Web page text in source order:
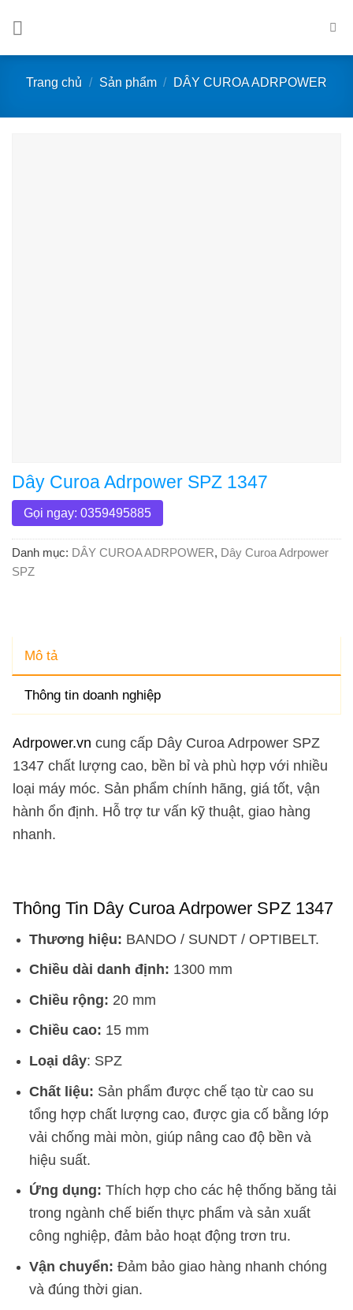
Trang chủ / Sản phẩm / DÂY CUROA ADRPOWER
Dây Curoa Adrpower SPZ 1347
Gọi ngay: 0359495885
Danh mục: DÂY CUROA ADRPOWER, Dây Curoa Adrpower
SPZ
Mô tả
Thông tin doanh nghiệp
Adrpower.vn cung cấp Dây Curoa Adrpower SPZ
1347 chất lượng cao, bền bỉ và phù hợp với nhiều
loại máy móc. Sản phẩm chính hãng, giá tốt, vận
hành ổn định. Hỗ trợ tư vấn kỹ thuật, giao hàng
nhanh.
Thông Tin Dây Curoa Adrpower SPZ 1347
Thương hiệu: BANDO / SUNDT / OPTIBELT.
Chiều dài danh định: 1300 mm
Chiều rộng: 20 mm
Chiều cao: 15 mm
Loại dây: SPZ
Chất liệu: Sản phẩm được chế tạo từ cao su
tổng hợp chất lượng cao, được gia cố bằng lớp
vải chống mài mòn, giúp nâng cao độ bền và
hiệu suất.
Ứng dụng: Thích hợp cho các hệ thống băng tải
trong ngành chế biến thực phẩm và sản xuất
công nghiệp, đảm bảo hoạt động trơn tru.
Vận chuyển: Đảm bảo giao hàng nhanh chóng
và đúng thời gian.